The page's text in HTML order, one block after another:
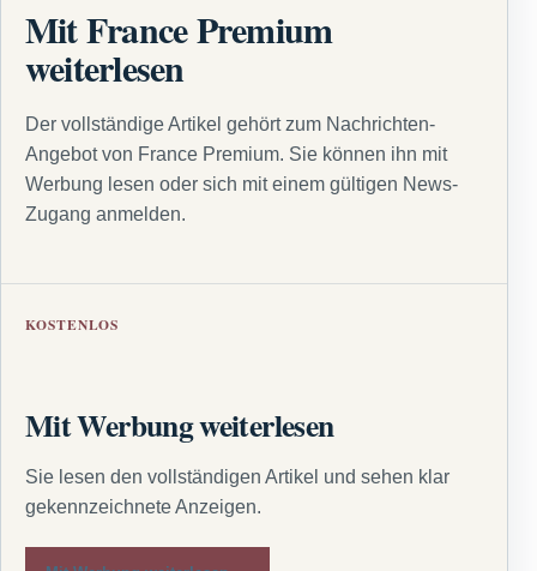
Mit France Premium
weiterlesen
Der vollständige Artikel gehört zum Nachrichten-
Angebot von France Premium. Sie können ihn mit
Werbung lesen oder sich mit einem gültigen News-
Zugang anmelden.
KOSTENLOS
Mit Werbung weiterlesen
Sie lesen den vollständigen Artikel und sehen klar
gekennzeichnete Anzeigen.